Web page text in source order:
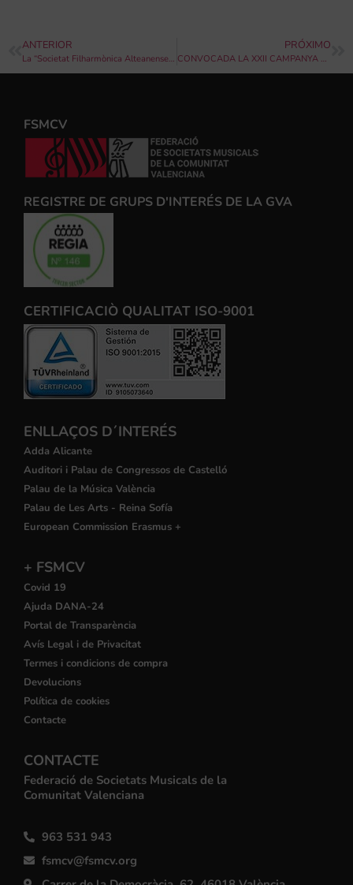
ANTERIOR
La “Societat Filharmònica Alteanense” inicia la selecció de bandes per a la Secció Simfònica” de la 50 Edició del Certamen Internacional de Música “Vila d’Altea”
PRÓXIMO
CONVOCADA LA XXII CAMPANYA DE CONCERTS D’INTERCANVIS MUSICALS
FSMCV
REGISTRE DE GRUPS D'INTERÉS DE LA GVA
CERTIFICACIÒ QUALITAT ISO-9001
ENLLAÇOS D´INTERÉS
Adda Alicante
Auditori i Palau de Congressos de Castelló
Palau de la Música València
Palau de Les Arts - Reina Sofía
European Commission Erasmus +
+ FSMCV
Covid 19
Ajuda DANA-24
Portal de Transparència
Avís Legal i de Privacitat
Termes i condicions de compra
Devolucions
Política de cookies
Contacte
CONTACTE
Federació de Societats Musicals de la
Comunitat Valenciana
963 531 943
fsmcv@fsmcv.org